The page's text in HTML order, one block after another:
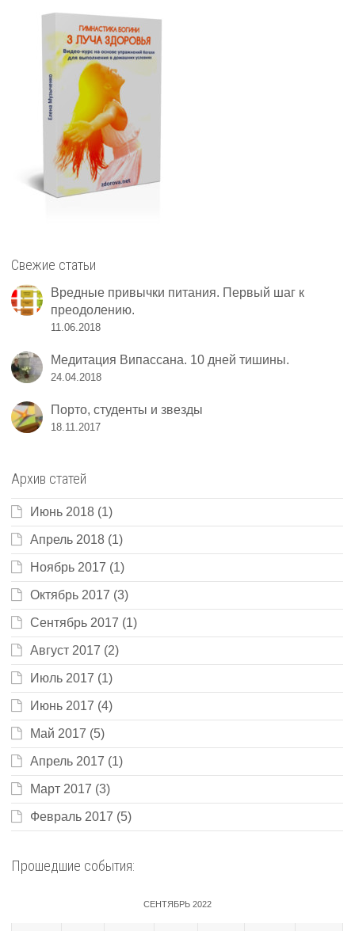
Свежие статьи
Вредные привычки питания. Первый шаг к
преодолению.
11.06.2018
Медитация Випассана. 10 дней тишины.
24.04.2018
Порто, студенты и звезды
18.11.2017
Архив статей
Июнь 2018 (1)
Апрель 2018 (1)
Ноябрь 2017 (1)
Октябрь 2017 (3)
Сентябрь 2017 (1)
Август 2017 (2)
Июль 2017 (1)
Июнь 2017 (4)
Май 2017 (5)
Апрель 2017 (1)
Март 2017 (3)
Февраль 2017 (5)
Прошедшие события:
СЕНТЯБРЬ 2022